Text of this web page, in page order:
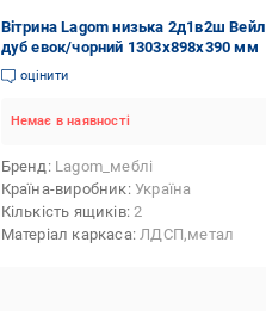
Вітрина Lagom низька 2д1в2ш Вейл
дуб евок/чорний 1303х898х390 мм
оцінити
Немає в наявності
Бренд Lagom_меблі
Країна-виробник Україна
Кількість ящиків 2
Матеріал каркаса ЛДСП,метал